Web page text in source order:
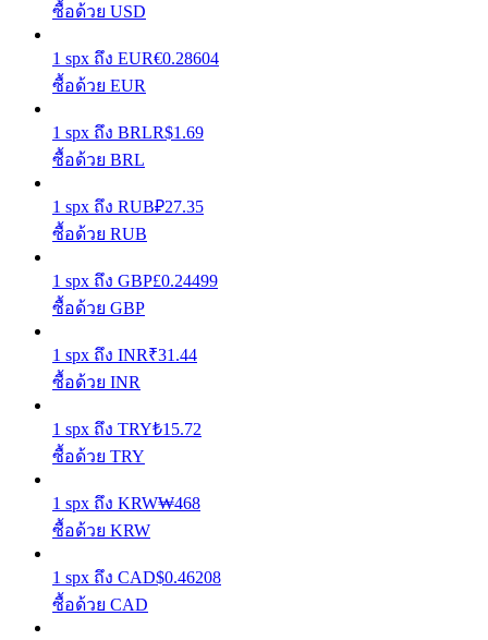
การปักหลัก
ผลตอบแทนสูงและเข้าถึงได้ทันที
Launchpool
การเซ้งแบบยืดหยุ่นเพื่อรับโทเคนยอดนิยม
ซื้อด้วย USD
1 spx ถึง EUR€0.28604
ซื้อด้วย EUR
1 spx ถึง BRLR$1.69
ซื้อด้วย BRL
1 spx ถึง RUB₽27.35
ซื้อด้วย RUB
1 spx ถึง GBP£0.24499
ซื้อด้วย GBP
1 spx ถึง INR₹31.44
ซื้อด้วย INR
1 spx ถึง TRY₺15.72
ซื้อด้วย TRY
1 spx ถึง KRW₩468
ซื้อด้วย KRW
1 spx ถึง CAD$0.46208
ซื้อด้วย CAD